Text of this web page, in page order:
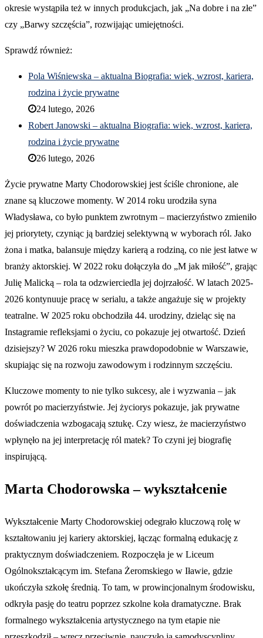
okresie wystąpiła też w innych produkcjach, jak „Na dobre i na złe”
czy „Barwy szczęścia”, rozwijając umiejętności.
Sprawdź również:
Pola Wiśniewska – aktualna Biografia: wiek, wzrost, kariera,
rodzina i życie prywatne
24 lutego, 2026
Robert Janowski – aktualna Biografia: wiek, wzrost, kariera,
rodzina i życie prywatne
26 lutego, 2026
Życie prywatne Marty Chodorowskiej jest ściśle chronione, ale
znane są kluczowe momenty. W 2014 roku urodziła syna
Władysława, co było punktem zwrotnym – macierzyństwo zmieniło
jej priorytety, czyniąc ją bardziej selektywną w wyborach ról. Jako
żona i matka, balansuje między karierą a rodziną, co nie jest łatwe w
branży aktorskiej. W 2022 roku dołączyła do „M jak miłość”, grając
Julię Malicką – rola ta odzwierciedla jej dojrzałość. W latach 2025-
2026 kontynuuje pracę w serialu, a także angażuje się w projekty
teatralne. W 2025 roku obchodziła 44. urodziny, dzieląc się na
Instagramie refleksjami o życiu, co pokazuje jej otwartość. Dzień
dzisiejszy? W 2026 roku mieszka prawdopodobnie w Warszawie,
skupiając się na rozwoju zawodowym i rodzinnym szczęściu.
Kluczowe momenty to nie tylko sukcesy, ale i wyzwania – jak
powrót po macierzyństwie. Jej życiorys pokazuje, jak prywatne
doświadczenia wzbogacają sztukę. Czy wiesz, że macierzyństwo
wpłynęło na jej interpretację ról matek? To czyni jej biografię
inspirującą.
Marta Chodorowska – wykształcenie
Wykształcenie Marty Chodorowskiej odegrało kluczową rolę w
kształtowaniu jej kariery aktorskiej, łącząc formalną edukację z
praktycznym doświadczeniem. Rozpoczęła je w Liceum
Ogólnokształcącym im. Stefana Żeromskiego w Iławie, gdzie
ukończyła szkołę średnią. To tam, w prowincjonalnym środowisku,
odkryła pasję do teatru poprzez szkolne koła dramatyczne. Brak
formalnego wykształcenia artystycznego na tym etapie nie